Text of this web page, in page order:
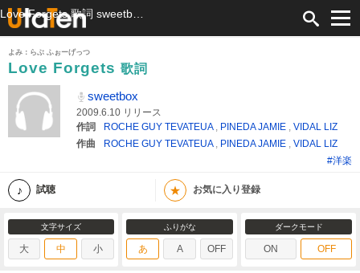
よみ：らぶ ふぉーげっつ
Love Forgets 歌詞
sweetbox
2009.6.10 リリース
作詞
ROCHE GUY TEVATEUA , PINEDA JAMIE , VIDAL LIZ
作曲
ROCHE GUY TEVATEUA , PINEDA JAMIE , VIDAL LIZ
#洋楽
試聴 ★ お気に入り登録
文字サイズ
大 中 小
ふりがな
あ A OFF
ダークモード
ON OFF